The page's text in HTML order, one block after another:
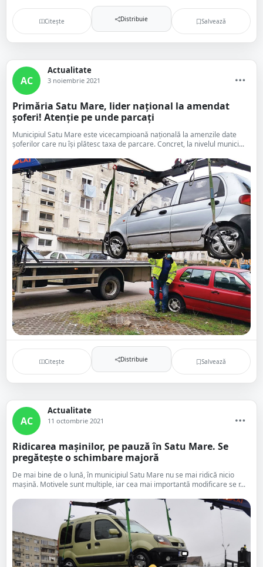
Citește Distribuie Salvează
AC
Actualitate
3 noiembrie 2021
Primăria Satu Mare, lider național la amendat
șoferi! Atenție pe unde parcați
Municipiul Satu Mare este vicecampioană națională la amenzile date
șoferilor care nu își plătesc taxa de parcare. Concret, la nivelul munici...
Citește Distribuie Salvează
AC
Actualitate
11 octombrie 2021
Ridicarea mașinilor, pe pauză în Satu Mare. Se
pregătește o schimbare majoră
De mai bine de o lună, în municipiul Satu Mare nu se mai ridică nicio
mașină. Motivele sunt multiple, iar cea mai importantă modificare se r...